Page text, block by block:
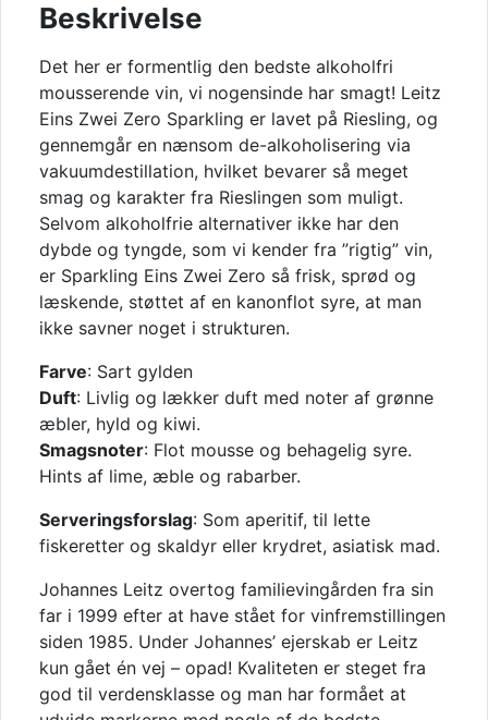
Beskrivelse
Det her er formentlig den bedste alkoholfri
mousserende vin, vi nogensinde har smagt! Leitz
Eins Zwei Zero Sparkling er lavet på Riesling, og
gennemgår en nænsom de-alkoholisering via
vakuumdestillation, hvilket bevarer så meget
smag og karakter fra Rieslingen som muligt.
Selvom alkoholfrie alternativer ikke har den
dybde og tyngde, som vi kender fra ”rigtig” vin,
er Sparkling Eins Zwei Zero så frisk, sprød og
læskende, støttet af en kanonflot syre, at man
ikke savner noget i strukturen.
Farve: Sart gylden
Duft: Livlig og lækker duft med noter af grønne
æbler, hyld og kiwi.
Smagsnoter: Flot mousse og behagelig syre.
Hints af lime, æble og rabarber.
Serveringsforslag: Som aperitif, til lette
fiskeretter og skaldyr eller krydret, asiatisk mad.
Johannes Leitz overtog familievingården fra sin
far i 1999 efter at have stået for vinfremstillingen
siden 1985. Under Johannes’ ejerskab er Leitz
kun gået én vej – opad! Kvaliteten er steget fra
god til verdensklasse og man har formået at